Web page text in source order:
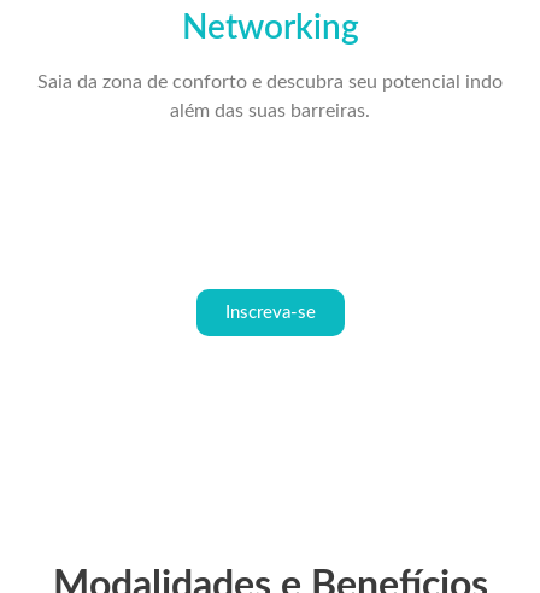
Networking
Saia da zona de conforto e descubra seu potencial indo
além das suas barreiras.
Inscreva-se